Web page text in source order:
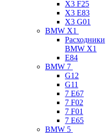
X3 F25
X3 E83
X3 G01
BMW X1
Расходники
BMW X1
E84
BMW 7
G12
G11
7 Е67
7 F02
7 F01
7 E65
BMW 5